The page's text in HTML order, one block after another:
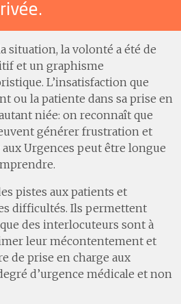
situation, la volonté a été de
et un graphisme
L’insatisfaction que
ou la patiente dans sa prise en
niée: on reconnaît que
générer frustration et
aux Urgences peut être longue
pistes aux patients et
difficultés. Ils permettent
des interlocuteurs sont à
leur mécontentement et
de prise en charge aux
d’urgence médicale et non